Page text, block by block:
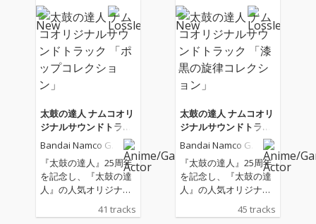
太鼓の達人 ナムコオリ
ジナルサウンドトラッ
ク 「ポップコレクショ
Bandai Namco Ga
『太鼓の達人』25周年
を記念し、『太鼓の達
人』の人気オリジナル
楽曲を収録した3アル
バム・計145曲が配信
41 tracks
太鼓の達人 ナムコオリ
ジナルサウンドトラッ
ク 「漆黒の旋律コレク
Bandai Namco Ga
『太鼓の達人』25周年
を記念し、『太鼓の達
人』の人気オリジナル
楽曲を収録した3アル
バム・計145曲が配信
45 tracks